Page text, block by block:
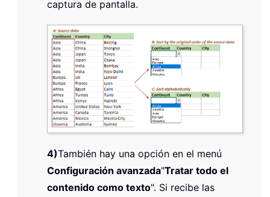
captura de pantalla.
4)También hay una opción en el menú
Configuración avanzada"Tratar todo el
contenido como texto". Si recibe las